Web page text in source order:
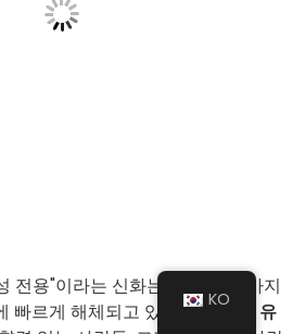
전용"이라는 신화는 점점 더 높아지
빠르게 해체되고 있습니다.성적 유
KO